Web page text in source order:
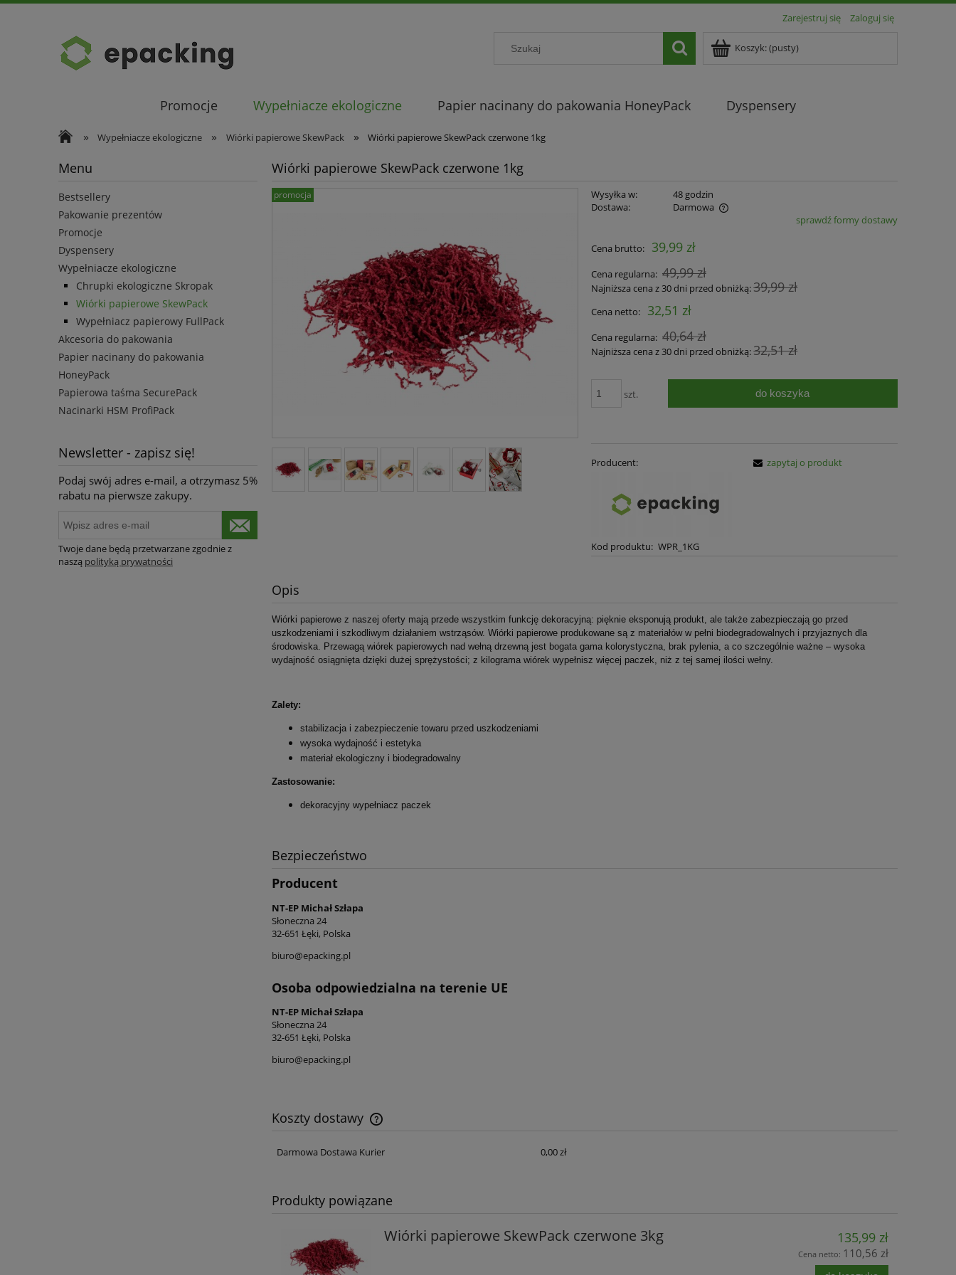
Zarejestruj się Zaloguj się
Koszyk:(pusty)
Promocje Wypełniacze ekologiczne Papier nacinany do pakowania HoneyPack Dyspensery
» Wypełniacze ekologiczne » Wiórki papierowe SkewPack » Wiórki papierowe SkewPack czerwone 1kg
Menu
Bestsellery
Pakowanie prezentów
Promocje
Dyspensery
Wypełniacze ekologiczne
Chrupki ekologiczne Skropak
Wiórki papierowe SkewPack
Wypełniacz papierowy FullPack
Akcesoria do pakowania
Papier nacinany do pakowania
HoneyPack
Papierowa taśma SecurePack
Nacinarki HSM ProfiPack
Newsletter - zapisz się!
Podaj swój adres e-mail, a otrzymasz 5%
rabatu na pierwsze zakupy.
Twoje dane będą przetwarzane zgodnie z
naszą polityką prywatności
Wiórki papierowe SkewPack czerwone 1kg
promocja Wysyłka w:
48 godzin
Dostawa:
Darmowa
sprawdź formy dostawy
Cena brutto: 39,99 zł
Cena regularna: 49,99 zł
Najniższa cena z 30 dni przed obniżką:39,99 zł
Cena netto: 32,51 zł
Cena regularna: 40,64 zł
Najniższa cena z 30 dni przed obniżką:32,51 zł
szt. do koszyka
Producent:
Kod produktu: WPR_1KG
zapytaj o produkt
Opis
Wiórki papierowe z naszej oferty mają przede wszystkim funkcję dekoracyjną: pięknie eksponują produkt, ale także zabezpieczają go przed
uszkodzeniami i szkodliwym działaniem wstrząsów. Wiórki papierowe produkowane są z materiałów w pełni biodegradowalnych i przyjaznych dla
środowiska. Przewagą wiórek papierowych nad wełną drzewną jest bogata gama kolorystyczna, brak pylenia, a co szczególnie ważne – wysoka
wydajność osiągnięta dzięki dużej sprężystości; z kilograma wiórek wypełnisz więcej paczek, niż z tej samej ilości wełny.
Zalety:
stabilizacja i zabezpieczenie towaru przed uszkodzeniami
wysoka wydajność i estetyka
materiał ekologiczny i biodegradowalny
Zastosowanie:
dekoracyjny wypełniacz paczek
Bezpieczeństwo
Producent
NT-EP Michał Szłapa
Słoneczna 24
32-651 Łęki, Polska
biuro@epacking.pl
Osoba odpowiedzialna na terenie UE
NT-EP Michał Szłapa
Słoneczna 24
32-651 Łęki, Polska
biuro@epacking.pl
Koszty dostawy
Cena nie zawiera ewentualnych kosztów
Darmowa Dostawa Kurier 0,00 zł
Produkty powiązane
Wiórki papierowe SkewPack czerwone 3kg 135,99 zł
Cena netto: 110,56 zł